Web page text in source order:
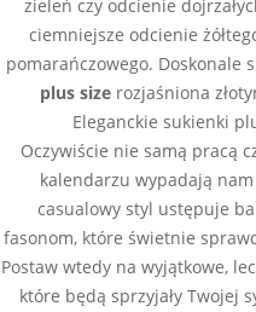
zieleń czy odcienie
ciemniejsze odcienie
pomarańczowego. Doskonale
plus size rozjaśniona
Eleganckie sukienki
Oczywiście nie samą pracą
kalendarzu wypadają
casualowy styl ustępuje
fasonom, które świetnie
Postaw wtedy na wyjątkowe,
które będą sprzyjały Twojej